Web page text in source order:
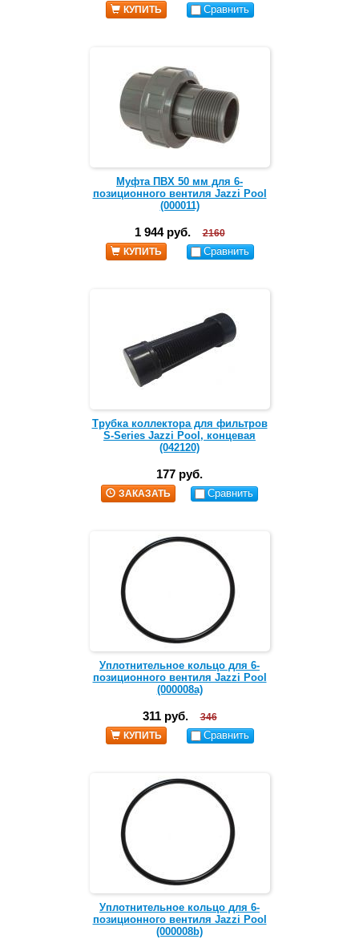
КУПИТЬ Сравнить
Муфта ПВХ 50 мм для 6-
позиционного вентиля Jazzi Pool
(000011)
1 944 руб.
2160
КУПИТЬ
Сравнить
Трубка коллектора для фильтров
S-Series Jazzi Pool, концевая
(042120)
177 руб.
ЗАКАЗАТЬ Сравнить
Уплотнительное кольцо для 6-
позиционного вентиля Jazzi Pool
(000008a)
311 руб.
346
КУПИТЬ
Сравнить
Уплотнительное кольцо для 6-
позиционного вентиля Jazzi Pool
(000008b)